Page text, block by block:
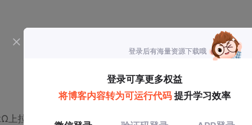
上拉电阻